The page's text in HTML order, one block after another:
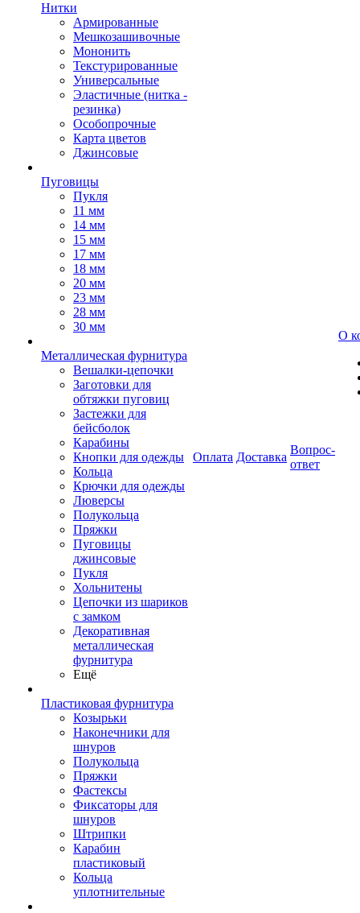
Нитки
Армированные
Мешкозашивочные
Мононить
Текстурированные
Универсальные
Эластичные (нитка -
резинка)
Особопрочные
Карта цветов
Джинсовые
Пуговицы
Пукля
11 мм
14 мм
15 мм
17 мм
18 мм
20 мм
23 мм
28 мм
30 мм
Металлическая фурнитура
Вешалки-цепочки
Заготовки для
обтяжки пуговиц
Застежки для
бейсболок
Карабины
Кнопки для одежды
Кольца
Крючки для одежды
Люверсы
Полукольца
Пряжки
Пуговицы
джинсовые
Пукля
Хольнитены
Цепочки из шариков
с замком
Декоративная
металлическая
фурнитура
Ещё
Пластиковая фурнитура
Козырьки
Наконечники для
шнуров
Полукольца
Пряжки
Фастексы
Фиксаторы для
шнуров
Штрипки
Карабин
пластиковый
Кольца
уплотнительные
Оплата Доставка
Вопрос-
ответ
О